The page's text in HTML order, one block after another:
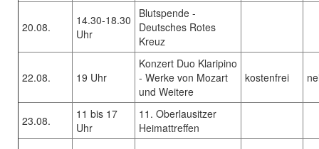
20.08.
14.30-18.30
Uhr
Blutspende -
Deutsches Rotes
Kreuz
22.08. 19 Uhr
Konzert Duo Klaripino
- Werke von Mozart
und Weitere
kostenfrei
23.08.
11 bis 17
Uhr
11. Oberlausitzer
Heimattreffen